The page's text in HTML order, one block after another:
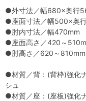
●外寸法／幅680×奥行
●座面寸法／幅500×奥
●肘内寸法／幅470mm
●座面高さ／420～
●肘高さ／620～810mm
●材質／背：(背枠)強化
シュ
●材質／座：(座板)強化